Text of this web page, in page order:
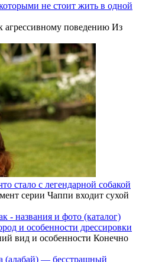
не стоит жить в одной
поведению Из
стало с легендарной собакой
серии Чаппи входит сухой
и особенности дрессировки
вид и особенности Конечно